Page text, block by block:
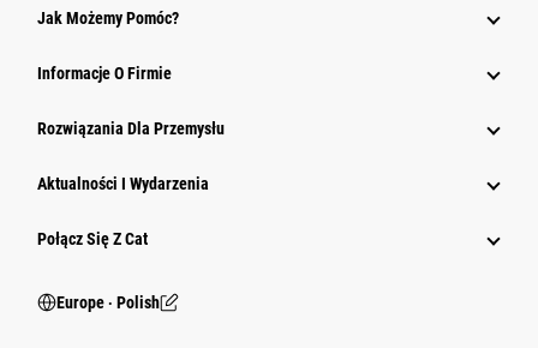
Jak Możemy Pomóc?
Informacje O Firmie
Rozwiązania Dla Przemysłu
Aktualności I Wydarzenia
Połącz Się Z Cat
Europe ‧ Polish